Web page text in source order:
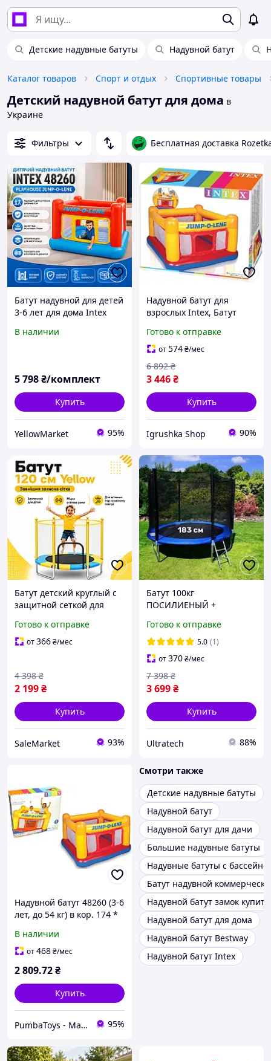
Детские надувные батуты Надувной батут
Каталог товаров Спорт и отдых Спортивные товары
Детский надувной батут для дома в
Украине
Фильтры Бесплатная доставка
Батут надувной для детей
3-6 лет для дома Intex
и детской комнаты 48260
В наличии
5 798₴/комплект
Купить
YellowMarket 95%
Надувной батут для
взрослых Intex, Батут
Надувной батут детский
для дома, Батут надувной,
RYH
Готово к отправке
от574₴/мес
3 446₴
6 892 ₴
Купить
Igrushka Shop 90%
Батут детский круглый с
защитной сеткой для
безопасный, домашний,
уличный, спортивный
Готово к отправке
от366₴/мес
2 199₴
4 398 ₴
Купить
SaleMarket 93%
Батут 100кг
ПОСИЛИЕНЫЙ +
защитной сеткой 183см
спортивный с лестницей
для детей дома сада
Готово к отправке
5.0 (1)
от370₴/мес
3 699₴
7 398 ₴
Купить
Ultratech 88%
Надувной батут 48260 (3-6
лет, до 54 кг) в кор. 174 *
надувной батут для дома
В наличии
от468₴/мес
2 809.72₴
Купить
PumbaToys - Магазин товаров для детей 95%
Смотри также
Детские надувные батуты
Надувной батут
Надувной батут для дачи
Большие надувные батуты
Надувные батуты с
Батут надувной
Надувной батут замок купить
Надувной батут для дома
Надувной батут Bestway
Надувной батут Intex